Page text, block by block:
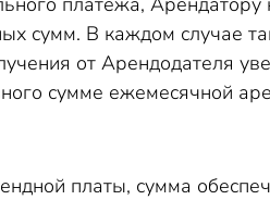
сумм. В каждом случае
от Арендодателя
сумме ежемесячной
платы, сумма